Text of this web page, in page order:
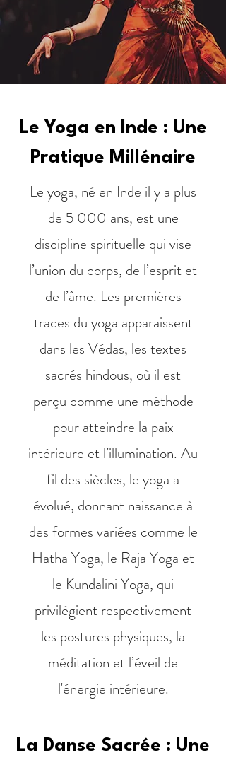
Le Yoga en Inde : Une
Pratique Millénaire
Le yoga, né en Inde il y a plus
de 5 000 ans, est une
discipline spirituelle qui vise
l’union du corps, de l’esprit et
de l’âme. Les premières
traces du yoga apparaissent
dans les Védas, les textes
sacrés hindous, où il est
perçu comme une méthode
pour atteindre la paix
intérieure et l’illumination. Au
fil des siècles, le yoga a
évolué, donnant naissance à
des formes variées comme le
Hatha Yoga, le Raja Yoga et
le Kundalini Yoga, qui
privilégient respectivement
les postures physiques, la
méditation et l’éveil de
l'énergie intérieure.
La Danse Sacrée : Une